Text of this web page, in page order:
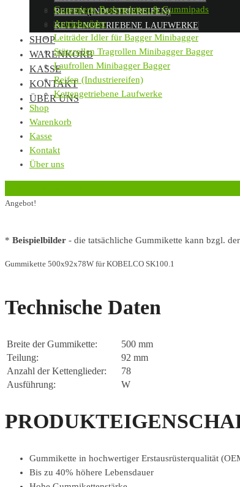
REIFEN (INDUSTRIEREIFEN)
KETTENGETRIEBENE LAUFWERKE
SHOP
WARENKORB
KASSE
KONTAKT
ÜBER UNS
Gummierte Bodenplatten & Gummipads
Antriebsräder
Leiträder Idler für Bagger Minibagger
Stützrollen Tragrollen Minibagger Bagger
Laufrollen Minibagger Bagger
Reifen (Industriereifen)
Kettengetriebene Laufwerke
Shop
Warenkorb
Kasse
Kontakt
Über uns
Angebot!
* Beispielbilder - die tatsächliche Gummikette kann bzgl.
Gummikette 500x92x78W für KOBELCO SK100.1
Technische Daten
Breite der Gummikette:
500 mm
Teilung:
92 mm
Anzahl der Kettenglieder:
78
Ausführung:
W
Gummikette in hochwertiger Erstausrüsterqualität
Bis zu 40% höhere Lebensdauer